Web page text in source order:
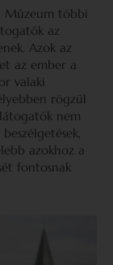
Múzeum többi
az
Azok az
az ember a
valaki
rögzül
nem
azokhoz a
fontosnak